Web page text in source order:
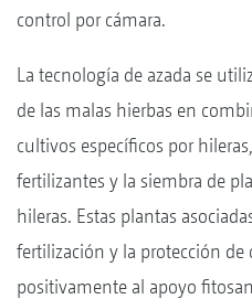
control por cámara.
La tecnología de azada se
de las malas hierbas en
cultivos específicos por
fertilizantes y la siembra de
hileras. Estas plantas
fertilización y la protección
positivamente al apoyo